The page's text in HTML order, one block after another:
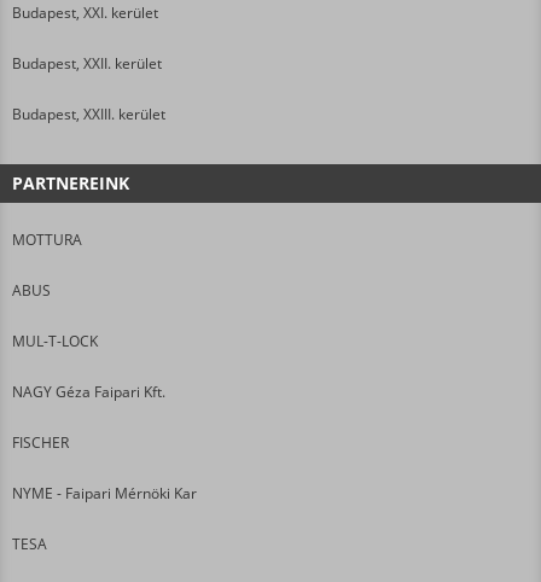
Budapest, XXI. kerület
Budapest, XXII. kerület
Budapest, XXIII. kerület
PARTNEREINK
MOTTURA
ABUS
MUL-T-LOCK
NAGY Géza Faipari Kft.
FISCHER
NYME - Faipari Mérnöki Kar
TESA